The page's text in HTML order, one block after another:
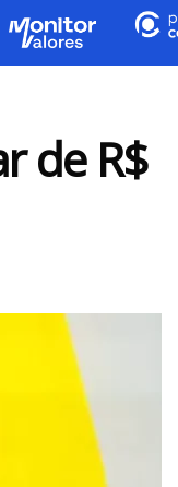
de R$